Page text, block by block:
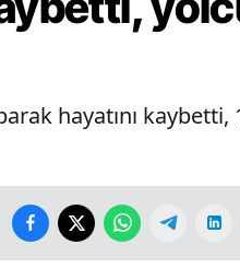
hayatını kaybetti,